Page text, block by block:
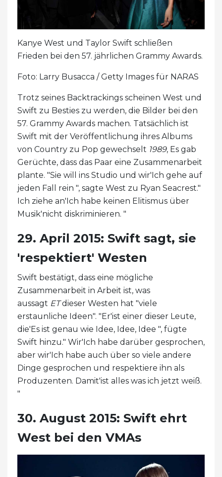
Kanye West und Taylor Swift schließen
Frieden bei den 57. jährlichen Grammy Awards.
Foto: Larry Busacca / Getty Images für NARAS
Trotz seines Backtrackings scheinen West und
Swift zu Besties zu werden, die Bilder bei den
57. Grammy Awards machen. Tatsächlich ist
Swift mit der Veröffentlichung ihres Albums
von Country zu Pop gewechselt 1989, Es gab
Gerüchte, dass das Paar eine Zusammenarbeit
plante. "Sie will ins Studio und wir'Ich gehe auf
jeden Fall rein ", sagte West zu Ryan Seacrest."
Ich ziehe an'Ich habe keinen Elitismus über
Musik'nicht diskriminieren. "
29. April 2015: Swift sagt, sie
'respektiert' Westen
Swift bestätigt, dass eine mögliche
Zusammenarbeit in Arbeit ist, was
aussagt ETdieser Westen hat "viele
erstaunliche Ideen". "Er'ist einer dieser Leute,
die'Es ist genau wie Idee, Idee, Idee ", fügte
Swift hinzu." Wir'Ich habe darüber gesprochen,
aber wir'Ich habe auch über so viele andere
Dinge gesprochen und respektiere ihn als
Produzenten. Damit'ist alles was ich jetzt weiß.
"
30. August 2015: Swift ehrt
West bei den VMAs